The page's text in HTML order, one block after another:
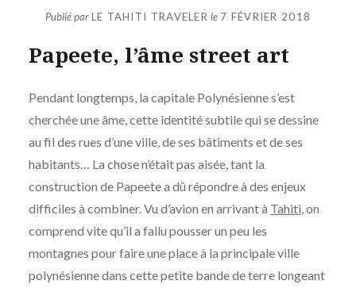
Publié parLE TAHITI TRAVELER le 7 FÉVRIER 2018
Papeete, l’âme street art
Pendant longtemps, la capitale Polynésienne s’est
cherchée une âme, cette identité subtile qui se dessine
au fil des rues d’une ville, de ses bâtiments et de ses
habitants… La chose n’était pas aisée, tant la
construction de Papeete a dû répondre à des enjeux
difficiles à combiner. Vu d’avion en arrivant à Tahiti , on
comprend vite qu’il a fallu pousser un peu les
montagnes pour faire une place à la principale ville
polynésienne dans cette petite bande de terre longeant